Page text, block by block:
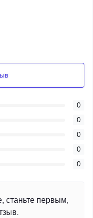
0
0
0
0
0
станьте первым,